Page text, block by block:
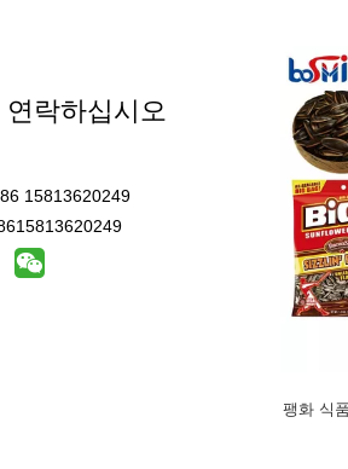
락하십시오
15813620249
팽화 식